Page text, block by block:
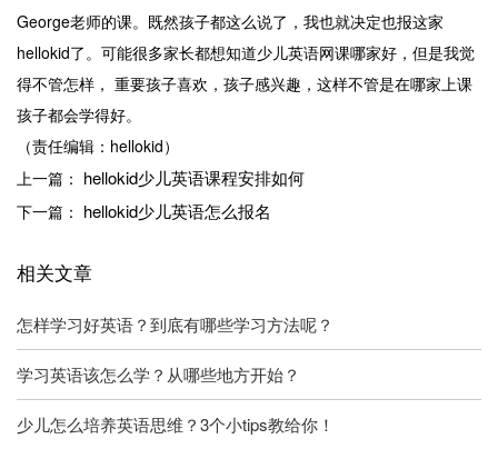
George老师的课。既然孩子都这么说了，我也就决定也报这家
hellokid了。可能很多家长都想知道少儿英语网课哪家好，但是我觉
得不管怎样， 重要孩子喜欢，孩子感兴趣，这样不管是在哪家上课
孩子都会学得好。
（责任编辑：hellokid）
上一篇： hellokid少儿英语课程安排如何
下一篇： hellokid少儿英语怎么报名
相关文章
怎样学习好英语？到底有哪些学习方法呢？
学习英语该怎么学？从哪些地方开始？
少儿怎么培养英语思维？3个小tips教给你！